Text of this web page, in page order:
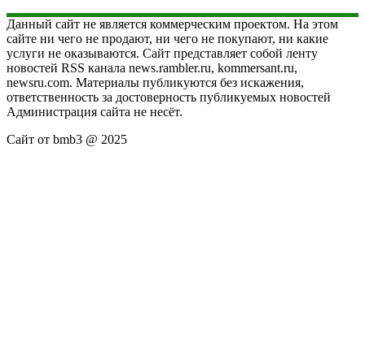
Данный сайт не является коммерческим проектом. На этом
сайте ни чего не продают, ни чего не покупают, ни какие
услуги не оказываются. Сайт представляет собой ленту
новостей RSS канала news.rambler.ru, kommersant.ru,
newsru.com. Материалы публикуются без искажения,
ответственность за достоверность публикуемых новостей
Администрация сайта не несёт.
Сайт от bmb3 @ 2025